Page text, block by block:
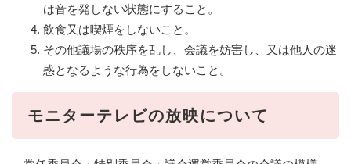
は音を発しない状態にすること。
飲食又は喫煙をしないこと。
その他議場の秩序を乱し、会議を妨害し、又は他人の迷
惑となるような行為をしないこと。
モニターテレビの放映について